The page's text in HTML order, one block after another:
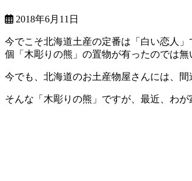
2018年6月11日
更
新
時
:
今でこそ北海道土産の定番は「白い恋人
個「木彫りの熊」の置物が有ったのでは
今でも、北海道のお土産物屋さんには、
そんな「木彫りの熊」ですが、最近、わが